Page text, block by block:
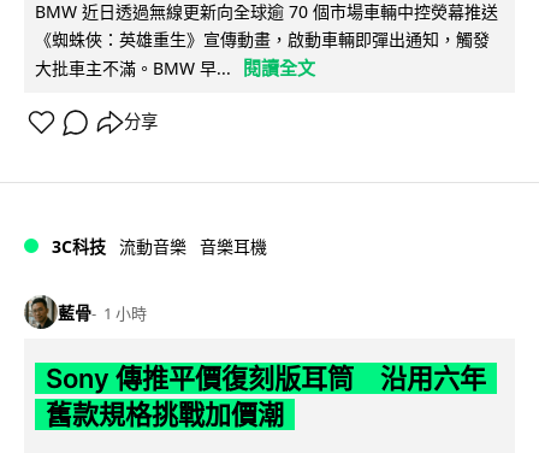
BMW 近日透過無線更新向全球逾 70 個市場車輛中控熒幕推送
《蜘蛛俠：英雄重生》宣傳動畫，啟動車輛即彈出通知，觸發
大批車主不滿。BMW 早...
閱讀全文
分享
3C科技 流動音樂 音樂耳機
藍骨 1 小時
Sony 傳推平價復刻版耳筒 沿用六年
舊款規格挑戰加價潮